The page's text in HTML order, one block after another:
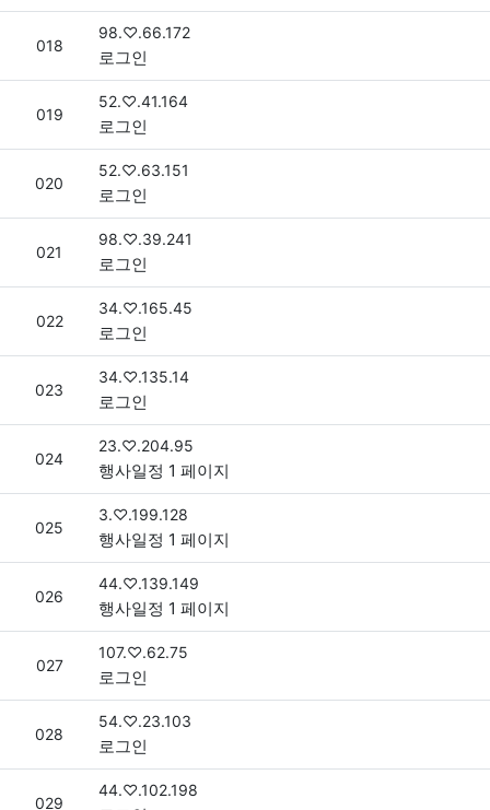
번호
018
접속자
98.♡.66.172
로그인
번호
019
접속자
52.♡.41.164
로그인
번호
020
접속자
52.♡.63.151
로그인
번호
021
접속자
98.♡.39.241
로그인
번호
022
접속자
34.♡.165.45
로그인
번호
023
접속자
34.♡.135.14
로그인
번호
024
접속자
23.♡.204.95
행사일정 1 페이지
번호
025
접속자
3.♡.199.128
행사일정 1 페이지
번호
026
접속자
44.♡.139.149
행사일정 1 페이지
번호
027
접속자
107.♡.62.75
로그인
번호
028
접속자
54.♡.23.103
로그인
번호
029
접속자
44.♡.102.198